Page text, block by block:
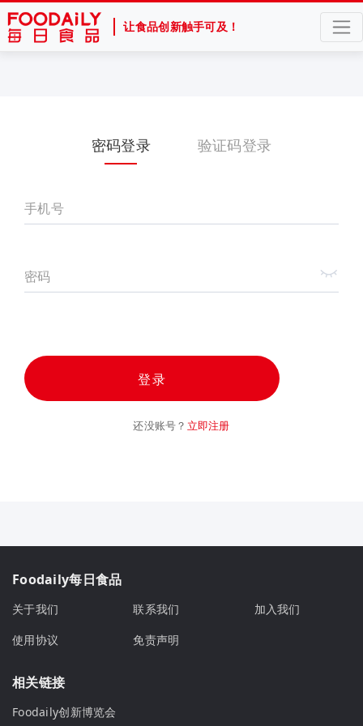
让食品创新触手可及！
密码登录 验证码登录
手机号
密码
登录
还没账号？ 立即注册
Foodaily每日食品
关于我们 联系我们
加入我们
使用协议
免责声明
相关链接
Foodaily创新博览会